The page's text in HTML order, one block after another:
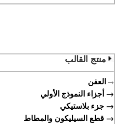
منتج القالب
→ العفن
→أجزاء النموذج الأولي
→ جزء بلاستيكي
→ قطع السيليكون والمطاط